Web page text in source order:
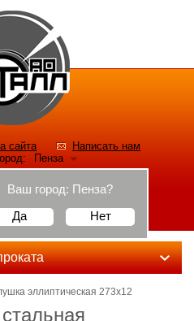
сайта
Написать нам
Пенза
Ваш город: Пенза?
Да
Нет
эллиптическая 273х12